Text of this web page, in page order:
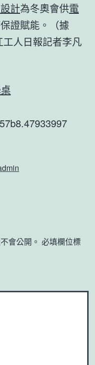
計為冬奧會供電
證賦能。（據
工人日報記者李凡
會公開。 必填欄位標